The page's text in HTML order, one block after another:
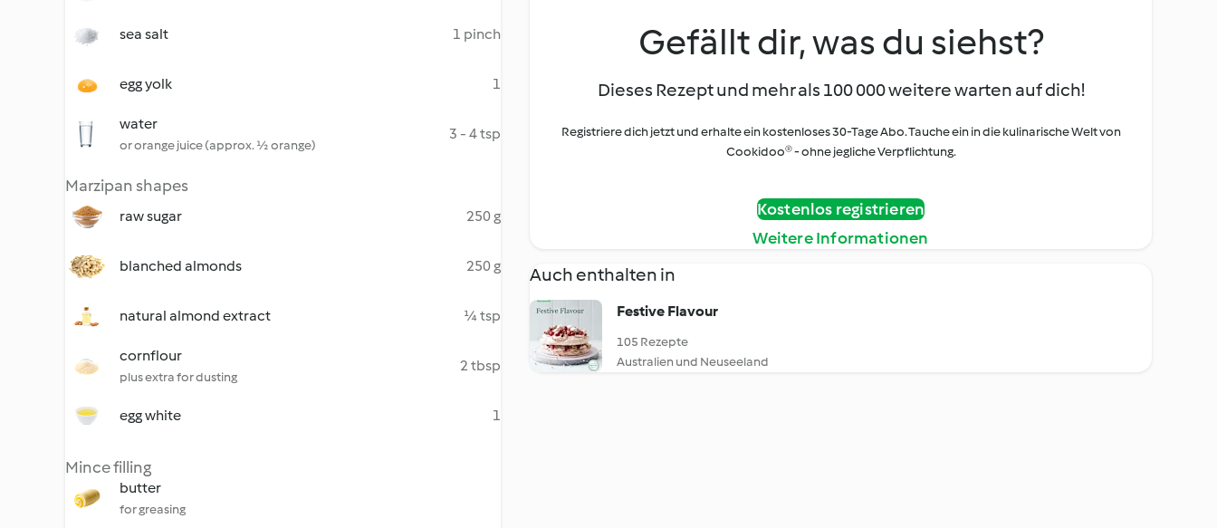
sea salt 1 pinch
egg yolk 1
water
or orange juice (approx. ½ orange)
3 - 4 tsp
Marzipan shapes
raw sugar 250 g
blanched almonds 250 g
natural almond extract ¼ tsp
cornflour
plus extra for dusting
2 tbsp
egg white 1
Mince filling
butter
for greasing
Gefällt dir, was du siehst?
Dieses Rezept und mehr als 100 000 weitere warten auf dich!
Registriere dich jetzt und erhalte ein kostenloses 30-Tage Abo. Tauche ein in die kulinarische Welt von
Cookidoo® - ohne jegliche Verpflichtung.
Kostenlos registrieren
Weitere Informationen
Auch enthalten in
Festive Flavour
105 Rezepte
Australien und Neuseeland